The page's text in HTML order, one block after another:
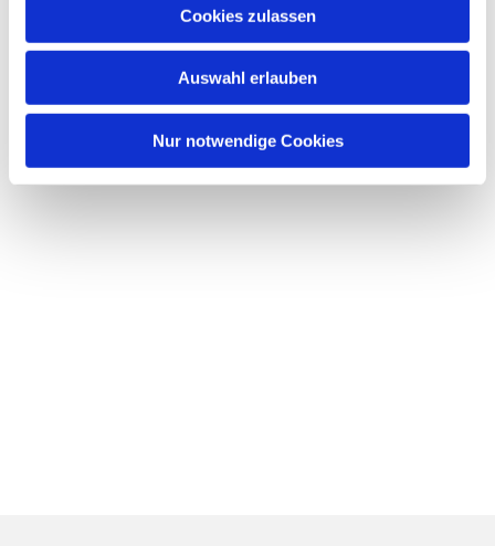
Cookies zulassen
Auswahl erlauben
Nur notwendige Cookies